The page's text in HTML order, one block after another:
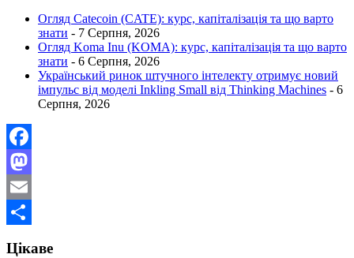
Огляд Catecoin (CATE): курс, капіталізація та що варто
знати - 7 Серпня, 2026
Огляд Koma Inu (KOMA): курс, капіталізація та що варто
знати - 6 Серпня, 2026
Український ринок штучного інтелекту отримує новий
імпульс від моделі Inkling Small від Thinking Machines - 6
Серпня, 2026
Facebook
Mastodon
Email
Цікаве